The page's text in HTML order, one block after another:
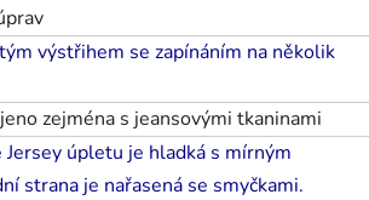
výstřihem se zapínáním na několik
zejména s jeansovými tkaninami
úpletu je hladká s mírným
strana je nařasená se smyčkami.